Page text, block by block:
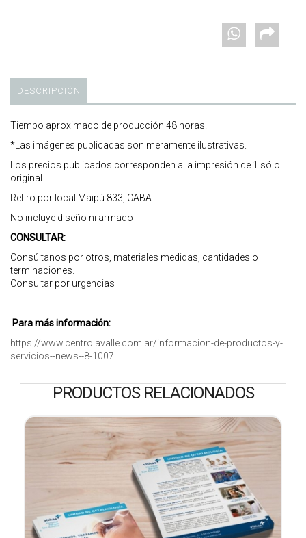
DESCRIPCIÓN
Tiempo aproximado de producción 48 horas.
*Las imágenes publicadas son meramente ilustrativas.
Los precios publicados corresponden a la impresión de 1 sólo
original.
Retiro por local Maipú 833, CABA.
No incluye diseño ni armado
CONSULTAR:
Consúltanos por otros, materiales medidas, cantidades o
terminaciones.
Consultar por urgencias
Para más información:
https://www.centrolavalle.com.ar/informacion-de-productos-y-
servicios--news--8-1007
PRODUCTOS RELACIONADOS